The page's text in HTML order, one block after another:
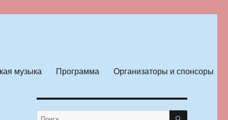
музыка Программа Организаторы и спонсоры
Искать: ПОИСК